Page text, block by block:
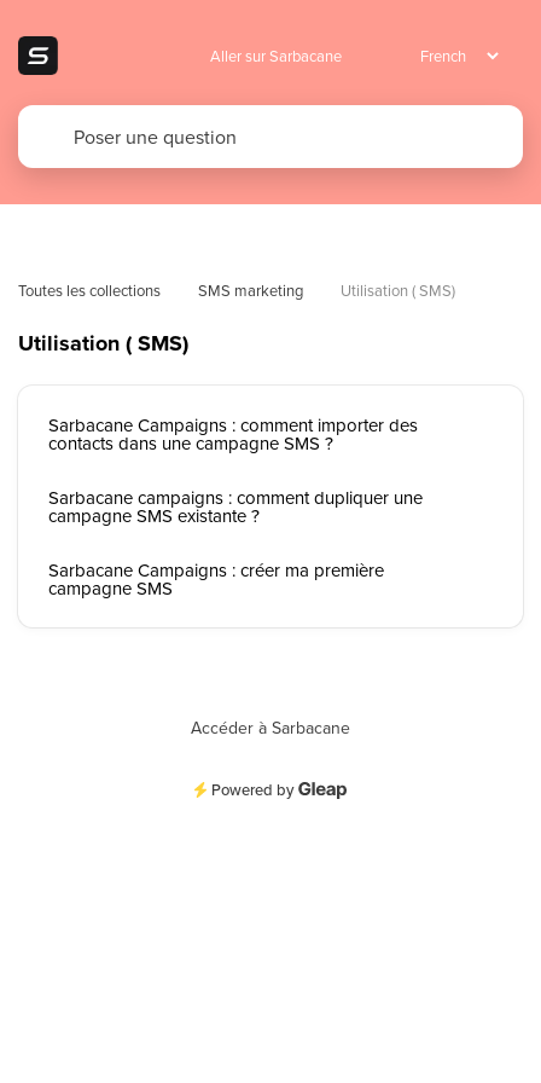
Aller sur Sarbacane
Toutes les collections SMS marketing Utilisation ( SMS)
Utilisation ( SMS)
Sarbacane Campaigns : comment importer des
contacts dans une campagne SMS ?
Sarbacane campaigns : comment dupliquer une
campagne SMS existante ?
Sarbacane Campaigns : créer ma première
campagne SMS
Accéder à Sarbacane
Powered by